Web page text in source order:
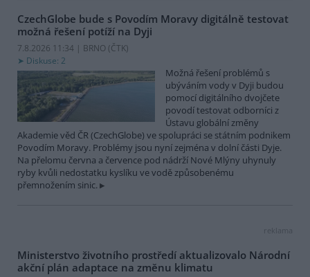
CzechGlobe bude s Povodím Moravy digitálně testovat
možná řešení potíží na Dyji
7.8.2026 11:34 | BRNO (ČTK)
Diskuse: 2
Možná řešení problémů s
ubýváním vody v Dyji budou
pomocí digitálního dvojčete
povodí testovat odborníci z
Ústavu globální změny
Akademie věd ČR (CzechGlobe) ve spolupráci se státním podnikem
Povodím Moravy. Problémy jsou nyní zejména v dolní části Dyje.
Na přelomu června a července pod nádrží Nové Mlýny uhynuly
ryby kvůli nedostatku kyslíku ve vodě způsobenému
přemnožením sinic.
reklama
Ministerstvo životního prostředí aktualizovalo Národní
akční plán adaptace na změnu klimatu